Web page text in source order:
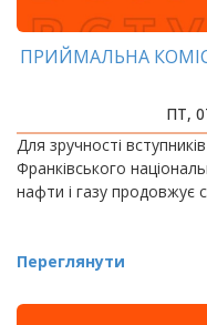
ПРИЙМАЛЬНА
ПТ,
Для зручності
Франківського
нафти і газу продовжує
Переглянути